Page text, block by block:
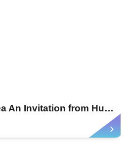
Lullaby of the Sea An Invitation from Hualien